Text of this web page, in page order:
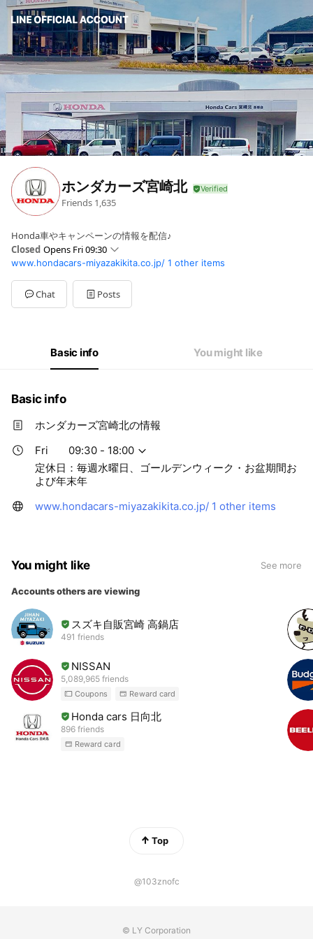
ホンダカーズ宮崎北
Friends 1,635
Honda車やキャンペーンの情報を配信♪
Closed Opens Fri 09:30
Sun09:30 - 18:00
Mon09:30 - 18:00
Tue09:30 - 18:00
WedClosed
09:30 - 18:00
定休日：毎週水曜日、ゴールデンウィーク・お盆期間および年末年
www.hondacars-miyazakikita.co.jp/ 1 other items
Chat Posts
Basic info You might like
Basic info
ホンダカーズ宮崎北の情報
Fri
09:30 - 18:00
定休日：毎週水曜日、ゴールデンウィーク・お盆期間お
よび年末年
www.hondacars-miyazakikita.co.jp/ 1 other items
You might like See more
Accounts others are viewing
スズキ自販宮崎 高鍋店
491 friends
NISSAN
5,089,965 friends
Coupons Reward card
Honda cars 日向北
896 friends
Reward card
Top
@103znofc
© LY Corporation